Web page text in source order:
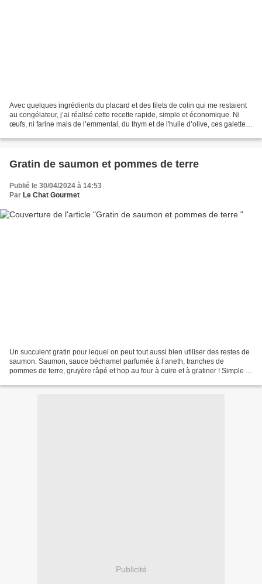
Avec quelques ingrédients du placard et des filets de colin qui me restaient
au congélateur, j’ai réalisé cette recette rapide, simple et économique. Ni
œufs, ni farine mais de l’emmental, du thym et de l'huile d’olive, ces galettes
Gratin de saumon et pommes de terre
Publié le 30/04/2024 à 14:53
Par Le Chat Gourmet
Un succulent gratin pour lequel on peut tout aussi bien utiliser des restes de
saumon. Saumon, sauce béchamel parfumée à l’aneth, tranches de
pommes de terre, gruyère râpé et hop au four à cuire et à gratiner ! Simple et
Publicité